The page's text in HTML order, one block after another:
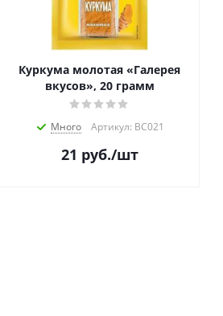
Куркума молотая «Галерея
вкусов», 20 грамм
Много Артикул: ВС021
21 руб./шт